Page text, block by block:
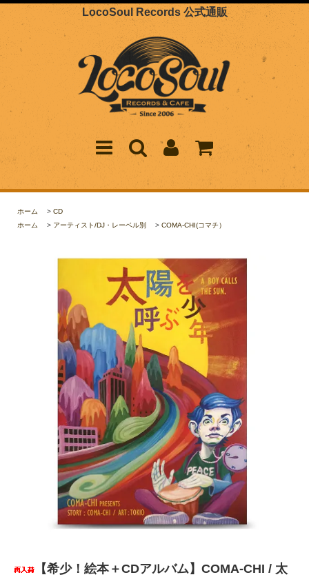
LocoSoul Records 公式通販
ホーム > CD
ホーム
> アーティスト/DJ・レーベル別 > COMA-CHI(コマチ）
【希少！絵本＋CDアルバム】COMA-CHI / 太